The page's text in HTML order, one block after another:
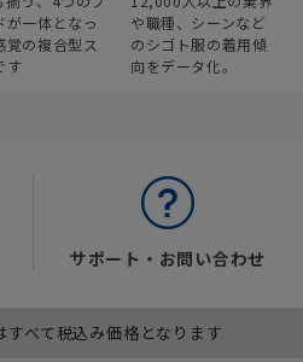
が一体となっ
覚の複合型ス
す
や職種、シーンなど
のシゴト服の着用傾
向をデータ化。
サポート・お問い合わせ
べて税込み価格となります